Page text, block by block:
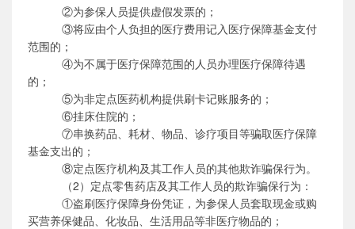
②为参保人员提供虚假发票的；
③将应由个人负担的医疗费用记入医疗保障基金支付
范围的；
④为不属于医疗保障范围的人员办理医疗保障待遇
的；
⑤为非定点医药机构提供刷卡记账服务的；
⑥挂床住院的；
⑦串换药品、耗材、物品、诊疗项目等骗取医疗保障
基金支出的；
⑧定点医疗机构及其工作人员的其他欺诈骗保行为。
（2）定点零售药店及其工作人员的欺诈骗保行为：
①盗刷医疗保障身份凭证，为参保人员套取现金或购
买营养保健品、化妆品、生活用品等非医疗物品的；